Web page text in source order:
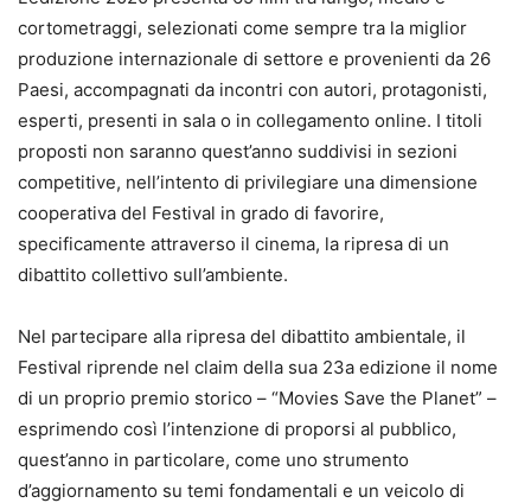
cortometraggi, selezionati come sempre tra la miglior
produzione internazionale di settore e provenienti da 26
Paesi, accompagnati da incontri con autori, protagonisti,
esperti, presenti in sala o in collegamento online. I titoli
proposti non saranno quest’anno suddivisi in sezioni
competitive, nell’intento di privilegiare una dimensione
cooperativa del Festival in grado di favorire,
specificamente attraverso il cinema, la ripresa di un
dibattito collettivo sull’ambiente.
Nel partecipare alla ripresa del dibattito ambientale, il
Festival riprende nel claim della sua 23a edizione il nome
di un proprio premio storico – “Movies Save the Planet” –
esprimendo così l’intenzione di proporsi al pubblico,
quest’anno in particolare, come uno strumento
d’aggiornamento su temi fondamentali e un veicolo di